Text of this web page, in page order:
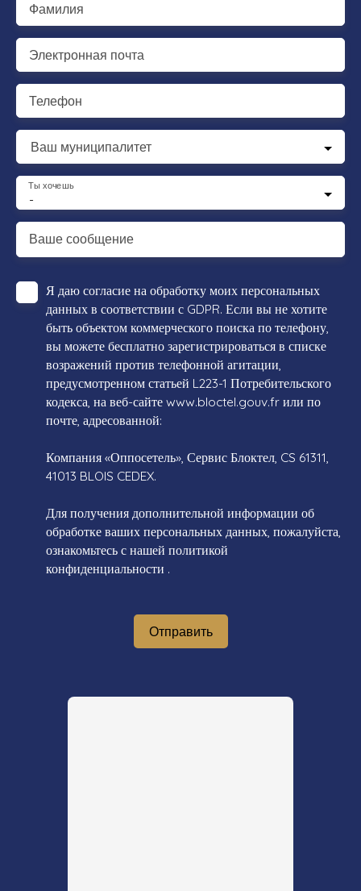
Фамилия
Электронная почта
Телефон
Ваш муниципалитет
-
Ты хочешь
Ваше сообщение
Я даю согласие на обработку моих персональных
данных в соответствии с GDPR. Если вы не хотите
быть объектом коммерческого поиска по телефону,
вы можете бесплатно зарегистрироваться в списке
возражений против телефонной агитации,
предусмотренном статьей L223-1 Потребительского
кодекса, на веб-сайте www.bloctel.gouv.fr или по
почте, адресованной:
Компания «Оппосетель», Сервис Блоктел, CS 61311,
41013 BLOIS CEDEX.
Для получения дополнительной информации об
обработке ваших персональных данных, пожалуйста,
ознакомьтесь с нашей политикой
конфиденциальности .
Отправить